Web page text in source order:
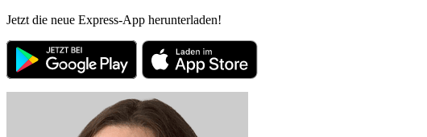
Jetzt die neue Express-App herunterladen!